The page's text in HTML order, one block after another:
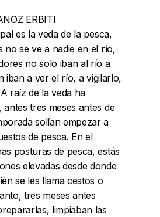
ERBITI
es la veda de la pesca,
no se ve a nadie en el río,
no solo iban al río a
iban a ver el río, a vigilarlo,
raíz de la veda ha
tres meses antes de
solían empezar a
de pesca. En el
posturas de pesca, estás
elevadas desde donde
se les llama cestos o
tres meses antes
limpiaban las